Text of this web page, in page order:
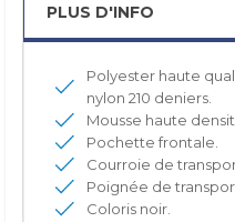
PLUS D'INFO
Polyester haute
nylon 210 deniers.
Mousse haute
Pochette frontale.
Courroie de
Poignée de
Coloris noir.